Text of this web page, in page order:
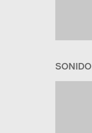
SONIDO